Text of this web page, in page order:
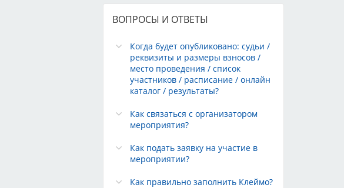
ВОПРОСЫ И ОТВЕТЫ
Когда будет опубликовано: судьи /
реквизиты и размеры взносов /
место проведения / список
участников / расписание / онлайн
каталог / результаты?
Как связаться с организатором
мероприятия?
Как подать заявку на участие в
мероприятии?
Как правильно заполнить Клеймо?